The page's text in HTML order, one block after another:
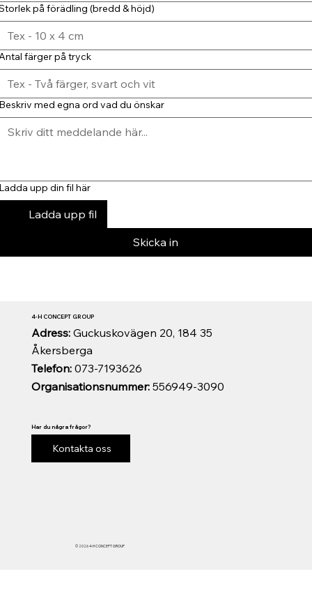
på förädling (bredd & höjd)
färger på tryck
med egna ord vad du önskar
upp din fil här
Ladda upp fil
Skicka in
© 2026 4-H CONCEPT GROUP
Organisationsnummer:556949-3090
Telefon:073-7193626
Adress: Guckuskovägen 20, 184 35
Åkersberga
4-H CONCEPT GROUP
Har du några frågor?
Kontakta oss